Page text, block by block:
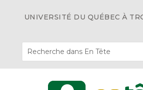
UNIVERSITÉ DU QUÉBEC À